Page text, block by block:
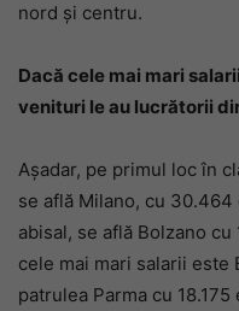
nord și centru.
Dacă cele mai mari
venituri le au lucrătorii
Așadar, pe primul loc în
se află Milano, cu
abisal, se află Bolzano
cele mai mari salarii este
patrulea Parma cu